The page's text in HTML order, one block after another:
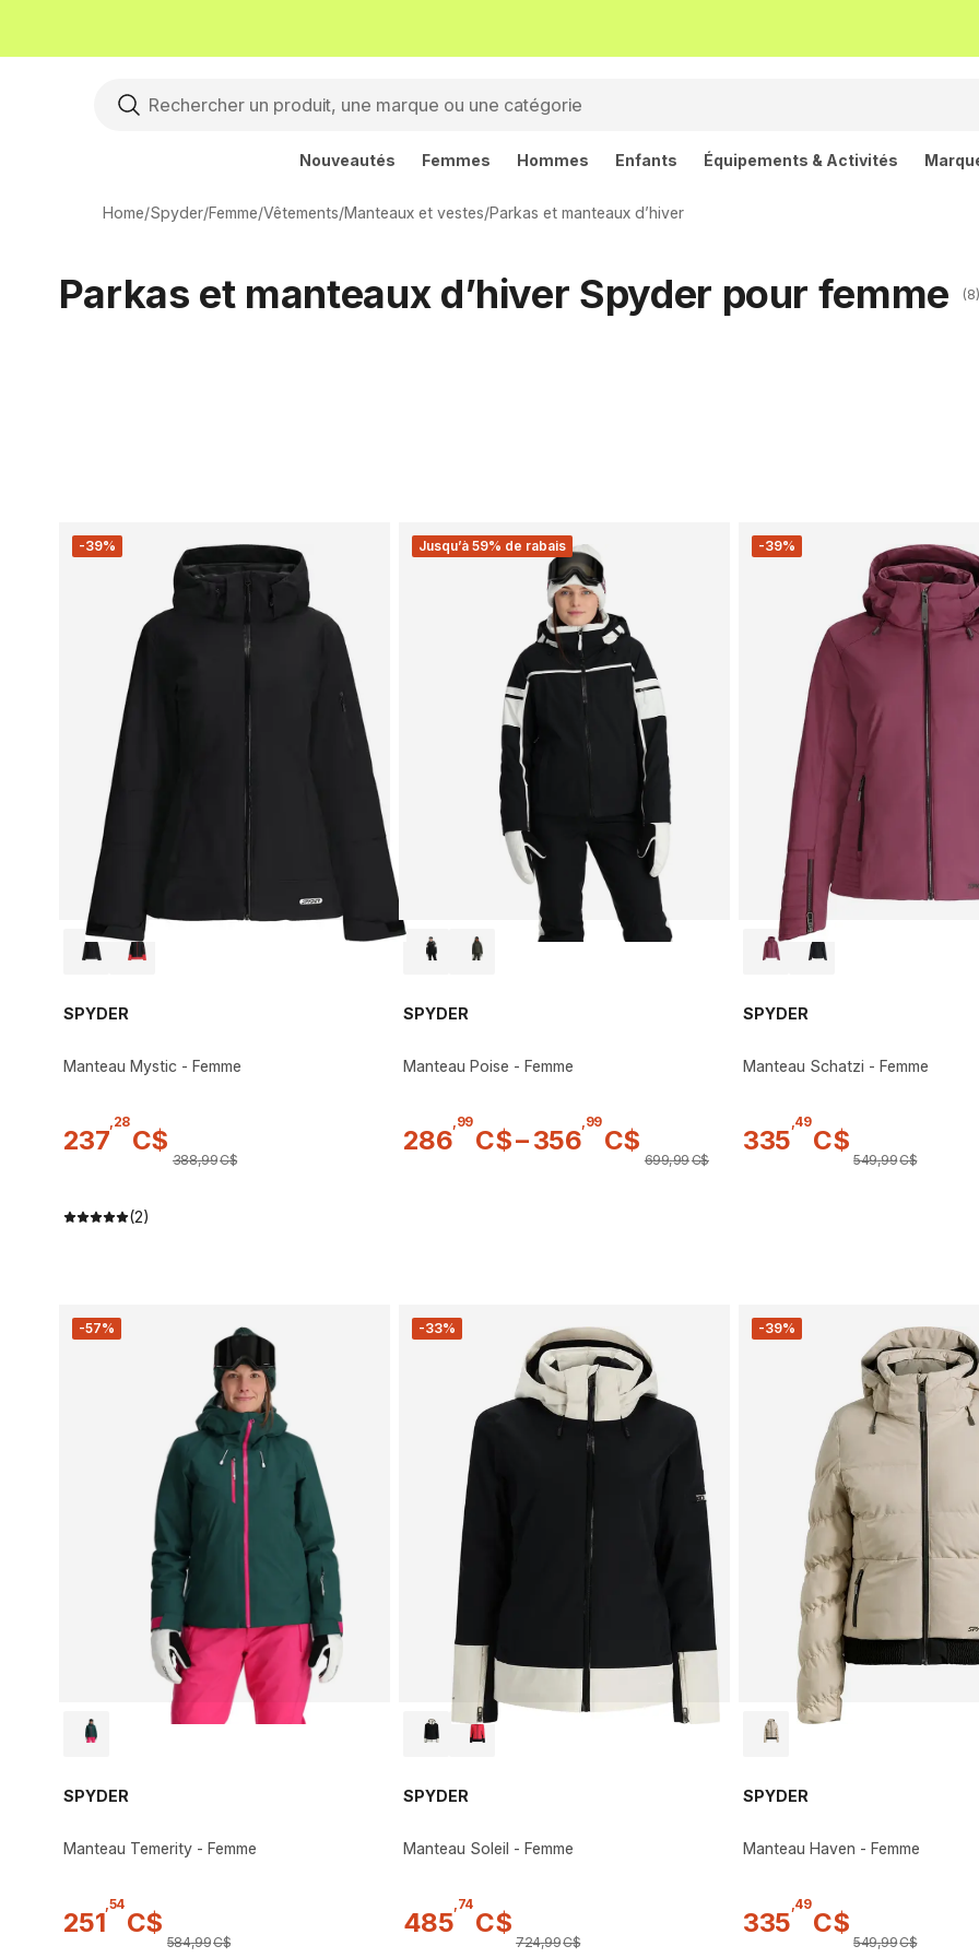
Nouveautés Femmes Hommes Enfants Équipements & Activités
Home/Spyder/Femme/Vêtements/Manteaux et vestes/Parkas et manteaux d’hiver
Parkas et manteaux d’hiver Spyder pour femme (8)
-39%
SPYDER
Manteau Mystic - Femme
237
28
C$
388,99C$
(2)
Jusqu’à 59% de rabais
SPYDER
Manteau Poise - Femme
286
99
C$–356
99
C$
699,99C$
-39%
SPYDER
Manteau Schatzi - Femme
335
49
C$
549,99C$
-57%
SPYDER
Manteau Temerity - Femme
251
54
C$
584,99C$
-33%
SPYDER
Manteau Soleil - Femme
485
74
C$
724,99C$
-39%
SPYDER
Manteau Haven - Femme
335
49
C$
549,99C$